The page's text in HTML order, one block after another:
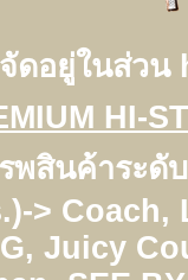
ดอยู่ในส่วน
HI-
พสินค้าระดั
> Coach,
Juicy